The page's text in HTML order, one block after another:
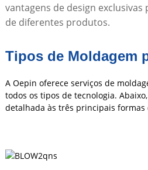
vantagens de design exclusivas
de diferentes produtos.
Tipos de Moldagem
A Oepin oferece serviços de
todos os tipos de tecnologia.
detalhada às três principais